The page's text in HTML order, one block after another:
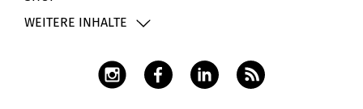
WEITERE INHALTE